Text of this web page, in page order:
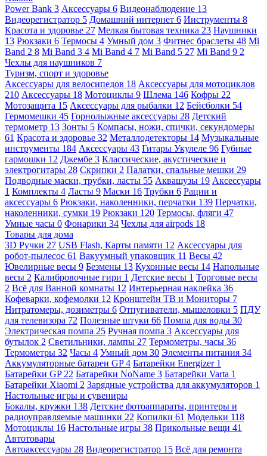
Power Bank 3 Аксессуары 6 Видеонаблюдение 13
Видеорегистратор 5 Домашний интернет 6 Инструменты 8
Красота и здоровье 27 Мелкая бытовая техника 23 Наушники
13 Рюкзаки 6 Термосы 4 Умный дом 3 Фитнес браслеты 48 Mi
Band 2 8 Mi Band 3 4 Mi Band 4 7 Mi Band 5 27 Mi Band 9 2
Чехлы для наушников 7
Туризм, спорт и здоровье
Аксессуары для велосипедов 18 Аксессуары для мотоциклов
210 Аксессуары 18 Мотоциклы 9 Шлема 146 Кофры 22
Мотозащита 15 Аксессуары для рыбалки 12 Бейсболки 54
Гермомешки 45 Горнолыжные аксессуары 28 Детский
термометр 13 Зонты 5 Компасы, ножи, спички, секундомеры
61 Красота и здоровье 32 Металлодетекторы 14 Музыкальные
инструменты 184 Аксессуары 43 Гитары Укулеле 96 Губные
гармошки 12 Джембе 3 Классические, акустические и
электрогитары 28 Скрипки 2 Палатки, спальные мешки 29
Подводные маски, трубки, ласты 55 Аквашузы 19 Аксессуары
1 Комплекты 4 Ласты 9 Маски 16 Трубки 6 Рации и
аксессуары 6 Рюкзаки, наколенники, перчатки 139 Перчатки,
наколенники, сумки 19 Рюкзаки 120 Термосы, фляги 47
Умные часы 0 Фонарики 34 Чехлы для airpods 18
Товары для дома
3D Ручки 27 USB Flash, Карты памяти 12 Аксессуары для
робот-пылесос 61 Вакуумный упаковщик 11 Весы 42
Ювелирные весы 9 Безмены 13 Кухонные весы 14 Напольные
весы 2 Калибровочные гири 1 Детские весы 1 Торговые весы
2 Всё для Ванной комнаты 12 Интерьерная наклейка 36
Кофеварки, кофемолки 12 Кронштейн ТВ и Мониторы 7
Нитратомеры, дозиметры 6 Отпугиватели, мышеловки 5 ПДУ
для телевизора 72 Полезные штуки 66 Помпа для воды 30
Электрическая помпа 25 Ручная помпа 3 Аксессуары для
бутылок 2 Светильники, лампы 27 Термометры, часы 36
Термометры 32 Часы 4 Умный дом 30 Элементы питания 34
Аккумуляторные батареи GP4 Батарейки Energizer 1
Батарейки GP 22 Батарейки NoName 3 Батарейки Varta 1
Батарейки Xiaomi 2 Зарядные устройства для аккумуляторов 1
Настольные игры и сувениры
Бокалы, кружки 138 Детские фотоаппараты, принтеры и
радиоуправляемые машинки 22 Копилки 61 Модельки 118
Мотоциклы 16 Настольные игры 38 Прикольные вещи 41
Автотовары
Автоаксессуары 28 Видеорегистратор 15 Всё для ремонта